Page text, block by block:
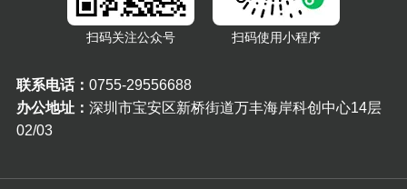
扫码关注公众号 扫码使用小程序
联系电话： 0755-29556688
办公地址： 深圳市宝安区新桥街道万丰海岸科创中心14层
02/03